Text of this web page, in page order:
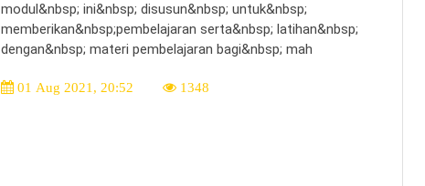
modul&nbsp; ini&nbsp; disusun&nbsp; untuk&nbsp;
memberikan&nbsp;pembelajaran serta&nbsp; latihan&nbsp;
dengan&nbsp; materi pembelajaran bagi&nbsp; mah
01 Aug 2021, 20:52 1348